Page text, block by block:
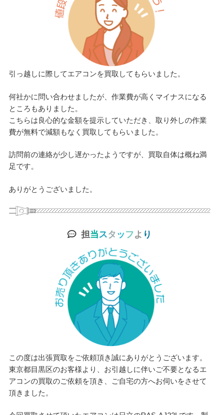
引っ越しに際してエアコンを買取してもらいました。
何社かに問い合わせましたが、作業費が高くマイナスになる
ところもありました。
こちらは良心的な金額を提示していただき、取り外しの作業
費が無料で減額もなく買取してもらいました。
訪問前の連絡が少し遅かったようですが、買取自体は概ね満
足です。
ありがとうございました。
担当スタ ッ フよ り
この度は出張買取をご依頼頂き誠にありがとうございます。
東京都目黒区のお客様より、お引越しに伴いご不要となるエ
アコンの買取のご依頼を頂き、ご自宅の方へお伺いをさせて
頂きました。